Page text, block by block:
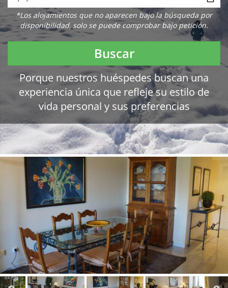
*Los alojamientos que no aparecen bajo la búsqueda por
disponibilidad, solo se puede comprobar bajo petición.
Buscar
Porque nuestros huéspedes buscan una
experiencia única que refleje su estilo de
vida personal y sus preferencias